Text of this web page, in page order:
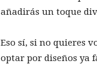
añadirás un toque
Eso sí, si no quieres
optar por diseños ya